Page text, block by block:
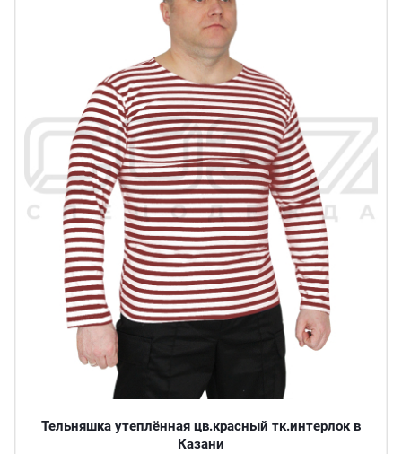
Тельняшка утеплённая цв.красный тк.интерлок в
Казани